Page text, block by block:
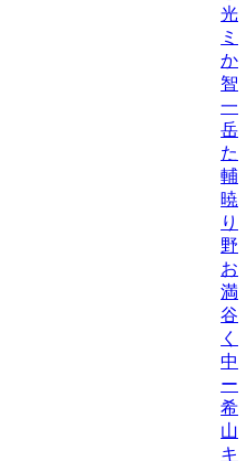
光
ミ
か/
智
一
岳
た
輔/
暁
り
野
お
満/
谷
く
中
ー
希/
山
キ